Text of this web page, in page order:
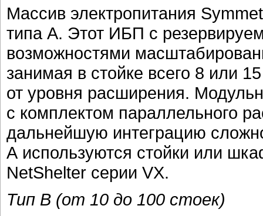
Массив электропитания
типа A. Этот ИБП с
возможностями
занимая в стойке всего 8 или
от уровня расширения.
с комплектом параллельного
дальнейшую интеграцию
A используются стойки или
NetShelter серии VX.
Тип B (от 10 до 100 стоек)